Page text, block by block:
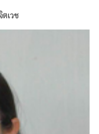
ตเวช